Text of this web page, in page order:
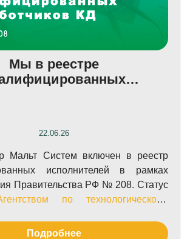
Мы в реестре
22.06.26
Мальт Систем включен в реестр
исполнителей в рамках
Правительства РФ № 208. Статус
по технологическому
Подробнее